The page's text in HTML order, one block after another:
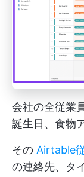
会社の全従業
誕生日、食物
その Airtable
の連絡先、タ